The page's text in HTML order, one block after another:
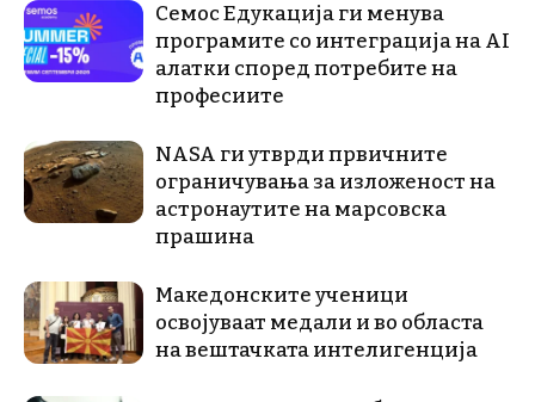
Семос Едукација ги менува
програмите со интеграција на AI
алатки според потребите на
професиите
NASA ги утврди првичните
ограничувања за изложеност на
астронаутите на марсовска
прашина
Македонските ученици
освојуваат медали и во областа
на вештачката интелигенција